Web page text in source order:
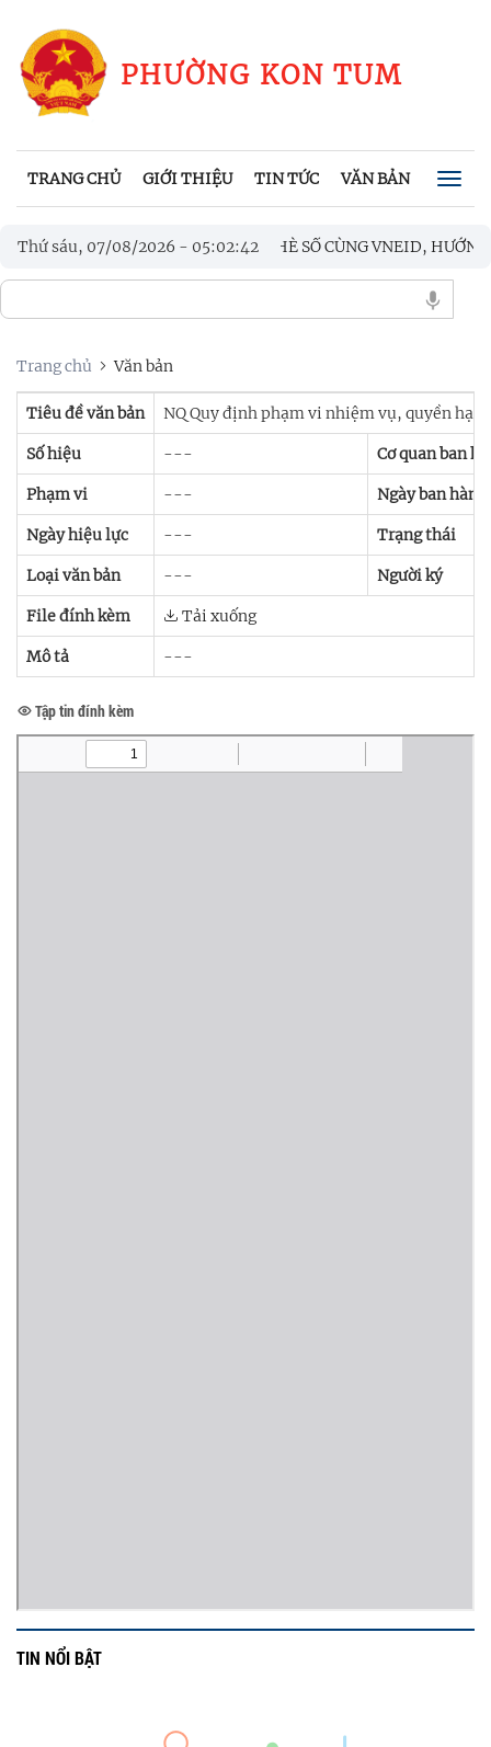
PHƯỜNG KON TUM
TRANG CHỦ GIỚI THIỆU TIN TỨC VĂN BẢN CHÍNH
Thứ sáu, 07/08/2026 - 05:02:42
RA QUÂN “CHIẾN DỊCH MÙA HÈ SỐ CÙNG VNEID,
CÔNG TÁC BẦU CỬ TRƯỞNG THÔN, TỔ TRƯỞNG TỔ DÂN
Trang chủ Văn bản
Tiêu đề văn bản NQ Quy định phạm vi nhiệm vụ, quyền hạn
Số hiệu --- Cơ quan ban
Phạm vi --- Ngày ban hành
Ngày hiệu lực --- Trạng thái
Loại văn bản --- Người ký
File đính kèm Tải xuống
Mô tả ---
Tập tin đính kèm
TIN NỔI BẬT